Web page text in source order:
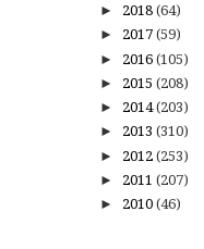
► 2018 (64)
► 2017 (59)
► 2016 (105)
► 2015 (208)
► 2014(203)
► 2013 (310)
► 2012 (253)
► 2011 (207)
► 2010 (46)